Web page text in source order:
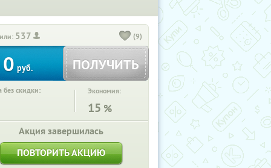
537 (9)
0 руб. ПОЛУЧИТЬ
без скидки: Экономия:
15 %
Акция завершилась
ПОВТОРИТЬ АКЦИЮ